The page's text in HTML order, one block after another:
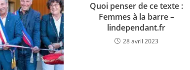
Quoi penser de ce texte :
Femmes à la barre –
lindependant.fr
28 avril 2023